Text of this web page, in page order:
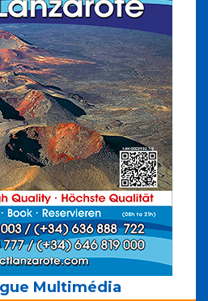
Multimédia